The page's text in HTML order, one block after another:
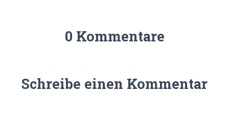
0 Kommentare
Schreibe einen Kommentar